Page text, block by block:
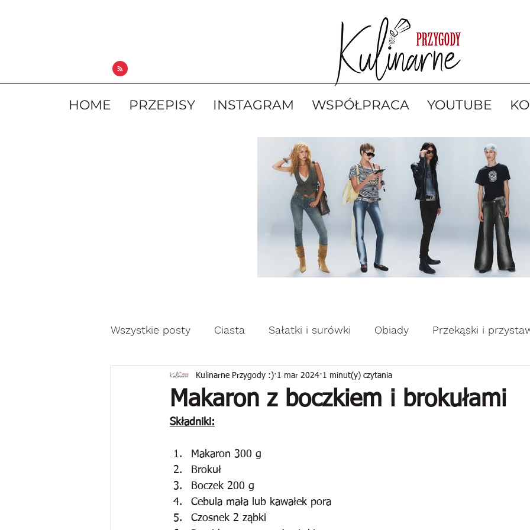
HOME PRZEPISY INSTAGRAM WSPÓŁPRACA YOUTUBE
Wszystkie posty Ciasta Sałatki i surówki Obiady Przekąski i
Drożdżowe wypieki Zapiekanki Placuszki i naleśniki
Reklama
Makaron z boczkiem i brokułami
Kulinarne Przygody :) 1 mar 2024 1 minut(y) czytania
Składniki:
Makaron 300 g
Brokuł
Boczek 200 g
Cebula mała lub kawałek pora
Czosnek 2 ząbki